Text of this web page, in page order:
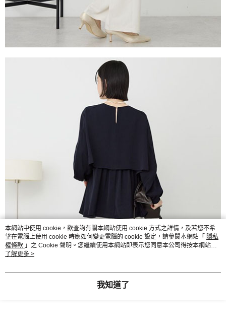
本網站中使用 cookie，欲查詢有關本網站使用 cookie 方式之詳情，及若您不希
望在電腦上使用 cookie 時應如何變更電腦的 cookie 設定，請參閱本網站「 隱私
權條款 」之 Cookie 聲明。您繼續使用本網站即表示您同意本公司得按本網站使
用條款之 Cookie 聲明使用 cookie。
了解更多 >
我知道了